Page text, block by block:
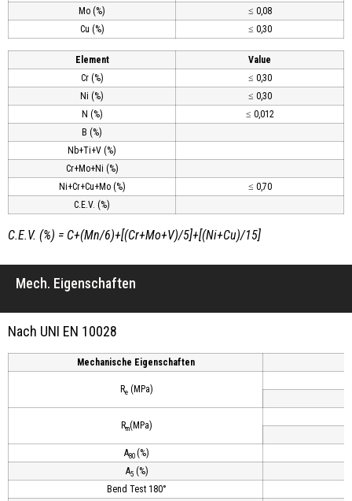
Mo (%)
≤ 0,08
Cu (%)
≤ 0,30
Element
Value
Cr (%)
≤ 0,30
Ni (%)
≤ 0,30
N (%)
≤ 0,012
B (%)
Nb+Ti+V (%)
Cr+Mo+Ni (%)
Ni+Cr+Cu+Mo (%)
≤ 0,70
C.E.V. (%)
C.E.V. (%) = C+(Mn/6)+[(Cr+Mo+V)/5]+[(Ni+Cu)/15]
Mech. Eigenschaften
Nach UNI EN 10028
Mechanische Eigenschaften
Re (MPa)
Rm(MPa)
A80 (%)
A5(%)
Bend Test 180°